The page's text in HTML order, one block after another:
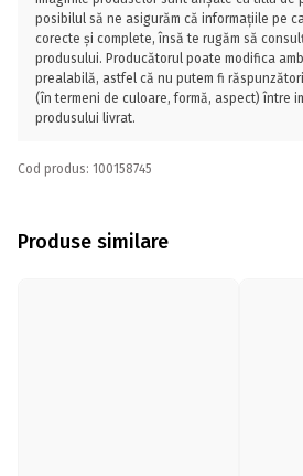
posibilul să ne asigurăm că informațiile pe
corecte și complete, însă te rugăm să
produsului. Producătorul poate modifica
prealabilă, astfel că nu putem fi
(în termeni de culoare, formă, aspect) între
produsului livrat.
Cod produs: 100158745
Produse similare